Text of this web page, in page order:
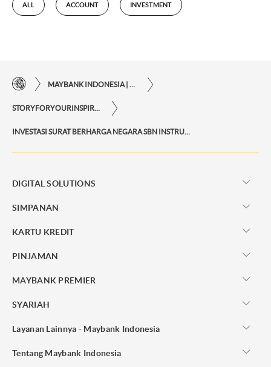
ALL ACCOUNT INVESTMENT
MAYBANK INDONESIA | KEMUDAHAN TRANSAKSI FINANSIAL DI UJUNG JARI ANDA
STORYFORYOURINSPIRATIONPERSONAL
INVESTASI SURAT BERHARGA NEGARA SBN INSTRUMEN AMAN STABIL
DIGITAL SOLUTIONS
SIMPANAN
KARTU KREDIT
PINJAMAN
MAYBANK PREMIER
SYARIAH
Layanan Lainnya - Maybank Indonesia
Tentang Maybank Indonesia